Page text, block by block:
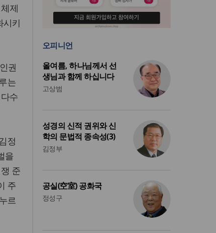
제
시키
권
는
수
정
을
준
주
르
오피니언
올여름, 하나님께서 선
생님과 함께 하십니다
고상범
성경의 신적 권위와 신
학의 문법적 종속성(3)
김정부
공실(空室) 공화국
정성구